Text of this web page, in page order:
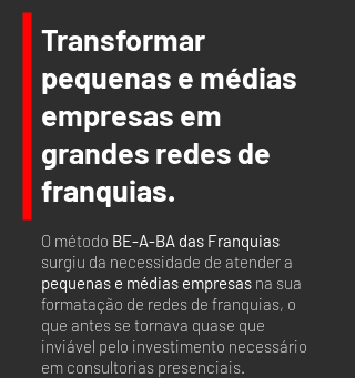
Transformar
pequenas e médias
empresas em
grandes redes de
franquias.
O método BE-A-BA das Franquias
surgiu da necessidade de atender a
pequenas e médias empresas na sua
formatação de redes de franquias, o
que antes se tornava quase que
inviável pelo investimento necessário
em consultorias presenciais.